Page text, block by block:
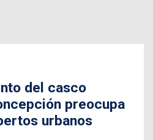
del casco
preocupa
urbanos